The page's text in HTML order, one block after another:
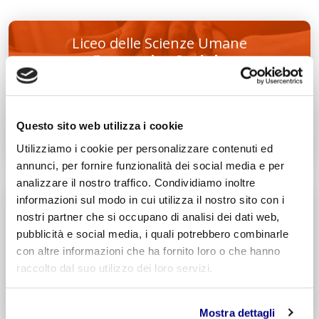
Questo sito web utilizza i cookie
Utilizziamo i cookie per personalizzare contenuti ed
annunci, per fornire funzionalità dei social media e per
analizzare il nostro traffico. Condividiamo inoltre
informazioni sul modo in cui utilizza il nostro sito con i
nostri partner che si occupano di analisi dei dati web,
pubblicità e social media, i quali potrebbero combinarle
con altre informazioni che ha fornito loro o che hanno
raccolto dal suo utilizzo dei loro servizi.
Mostra dettagli
Liceo delle Scienze Umane
Economico Sociale
Decreto di Parità Scolastica N. 2684
Codice Meccanografico: MIPMRI500E
Tecnico Economico
Turismo
Integr. Marketing & Comunicazione
Potenziamento madrelingua Inglese
Entra
Codice Meccanografico: MITNUQ500H